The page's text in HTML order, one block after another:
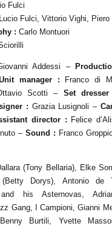
Fulci
Lucio Fulci, Vittorio Vighi, Piero
: Carlo Montuori
Addessi –
manager : Franco di
Scotti – Set dresser
: Grazia Lusignoli –
director : Felice
– Sound : Franco
(Tony Bellaria), Elke
Dorys), Antonio de
and his Asternovas,
Gang, I Campioni, Gianni
Burtili, Yvette